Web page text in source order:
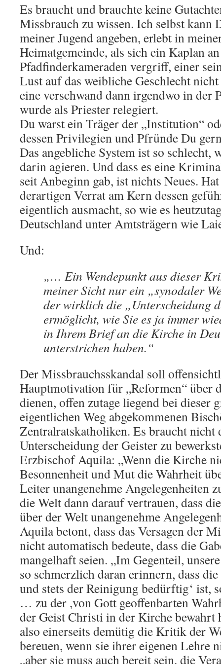
Es braucht und brauchte keine
Missbrauch zu wissen. Ich selbst kann
meiner Jugend angeben, erlebt in
Heimatgemeinde, als sich ein Kaplan
Pfadfinderkameraden vergriff, einer
Lust auf das weibliche Geschlecht
eine verschwand dann irgendwo in der
wurde als Priester relegiert.
Du warst ein Träger der „Institution“
dessen Privilegien und Pfründe Du
Das angebliche System ist so schlecht,
darin agieren. Und dass es eine
seit Anbeginn gab, ist nichts Neues.
derartigen Verrat am Kern dessen
eigentlich ausmacht, so wie es
Deutschland unter Amtsträgern wie
Und:
„… Ein Wendepunkt aus dieser
meiner Sicht nur ein „synodaler
der wirklich die „Unterscheidung
ermöglicht, wie Sie es ja immer
in Ihrem Brief an die Kirche in
unterstrichen haben.“
Der Missbrauchsskandal soll
Hauptmotivation für „Reformen“ über
dienen, offen zutage liegend bei dieser
eigentlichen Weg abgekommenen
Zentralratskatholiken. Es braucht nicht
Unterscheidung der Geister zu
Erzbischof Aquila: „Wenn die Kirche
Besonnenheit und Mut die Wahrheit
Leiter unangenehme Angelegenheiten
die Welt dann darauf vertrauen, dass
über der Welt unangenehme
Aquila betont, dass das Versagen der
nicht automatisch bedeute, dass die
mangelhaft seien. „Im Gegenteil,
so schmerzlich daran erinnern, dass
und stets der Reinigung bedürftig‘ ist,
… zu der ,von Gott geoffenbarten
der Geist Christi in der Kirche bewahrt
also einerseits demütig die Kritik der
bereuen, wenn sie ihrer eigenen Lehre
„aber sie muss auch bereit sein, die